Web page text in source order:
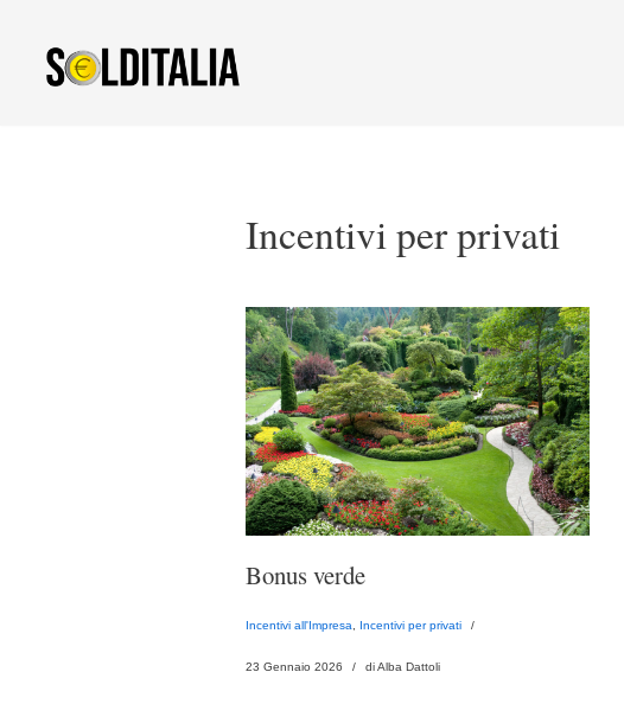
Incentivi per privati
Bonus verde
Incentivi all'Impresa Incentivi per privati
23 Gennaio 2026 di Alba Dattoli